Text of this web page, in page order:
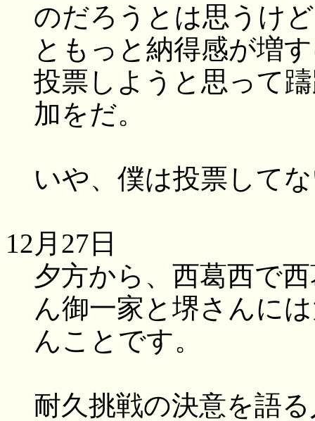
のだろうとは思うけ
ともっと納得感が増
投票しようと思って
加をだ。
いや、僕は投票して
12月27日
夕方から、西葛西で
ん御一家と堺さんに
んことです。
耐久挑戦の決意を語